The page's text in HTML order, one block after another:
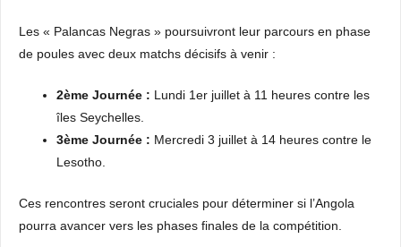
Les « Palancas Negras » poursuivront leur parcours en phase
de poules avec deux matchs décisifs à venir :
2ème Journée : Lundi 1er juillet à 11 heures contre les
îles Seychelles.
3ème Journée : Mercredi 3 juillet à 14 heures contre le
Lesotho.
Ces rencontres seront cruciales pour déterminer si l’Angola
pourra avancer vers les phases finales de la compétition.